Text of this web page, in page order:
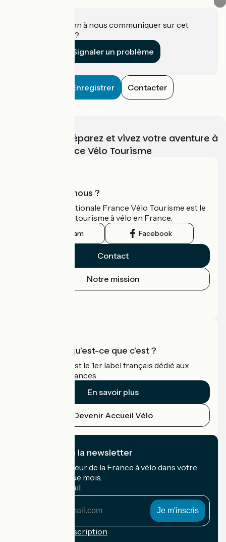
Une information à nous communiquer sur cet
établissement ?
Signaler un problème
Enregistrer Contacter
Choisissez, préparez et vivez votre aventure à
vélo avec France Vélo Tourisme
Qui sommes-nous ?
L'association nationale France Vélo Tourisme est le
guide officiel du tourisme à vélo en France.
Instagram Facebook
Contact
Notre mission
Accueil Vélo qu'est-ce que c'est ?
Accueil Vélo c'est le 1er label français dédié aux
cyclistes en vacances.
En savoir plus
Devenir Accueil Vélo
Je m'abonne à la newsletter
Recevez le meilleur de la France à vélo dans votre
boîte mail chaque mois.
Mon adresse mail
Conditions d'inscription